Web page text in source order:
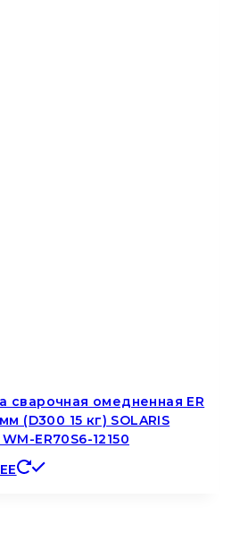
сварочная омедненная ER
(D300 15 кг) SOLARIS
ER70S6-12150